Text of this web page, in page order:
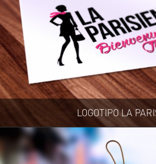
LOGOTIPO LA